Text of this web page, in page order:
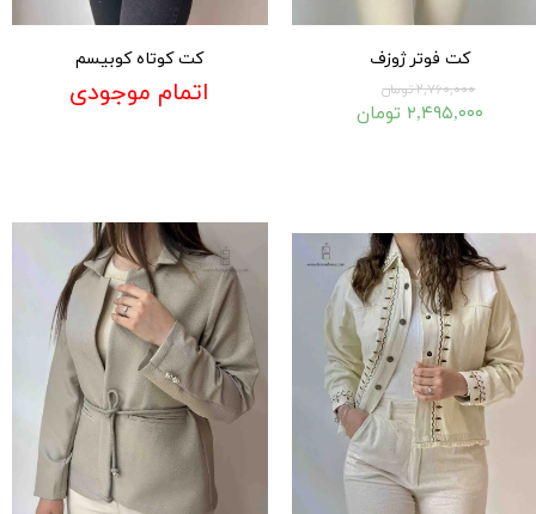
کت فوتر ژوزف
۲,۷۶۰,۰۰۰ تومان
۲,۴۹۵,۰۰۰ تومان
کت کوتاه کوبیسم
اتمام موجودی